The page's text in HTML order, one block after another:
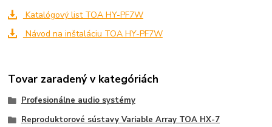
Katalógový list TOA HY-PF7W
Návod na inštaláciu TOA HY-PF7W
Tovar zaradený v kategóriách
Profesionálne audio systémy
Reproduktorové sústavy Variable Array TOA HX-7